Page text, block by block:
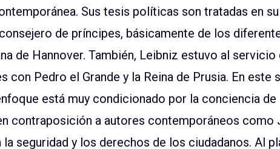
Sus tesis políticas son tratadas en
de príncipes, básicamente de los
de Hannover. También, Leibniz estuvo al
con Pedro el Grande y la Reina de Prusia. En este
está muy condicionado por la conciencia
contraposición a autores contemporáneos como
seguridad y los derechos de los ciudadanos. Al